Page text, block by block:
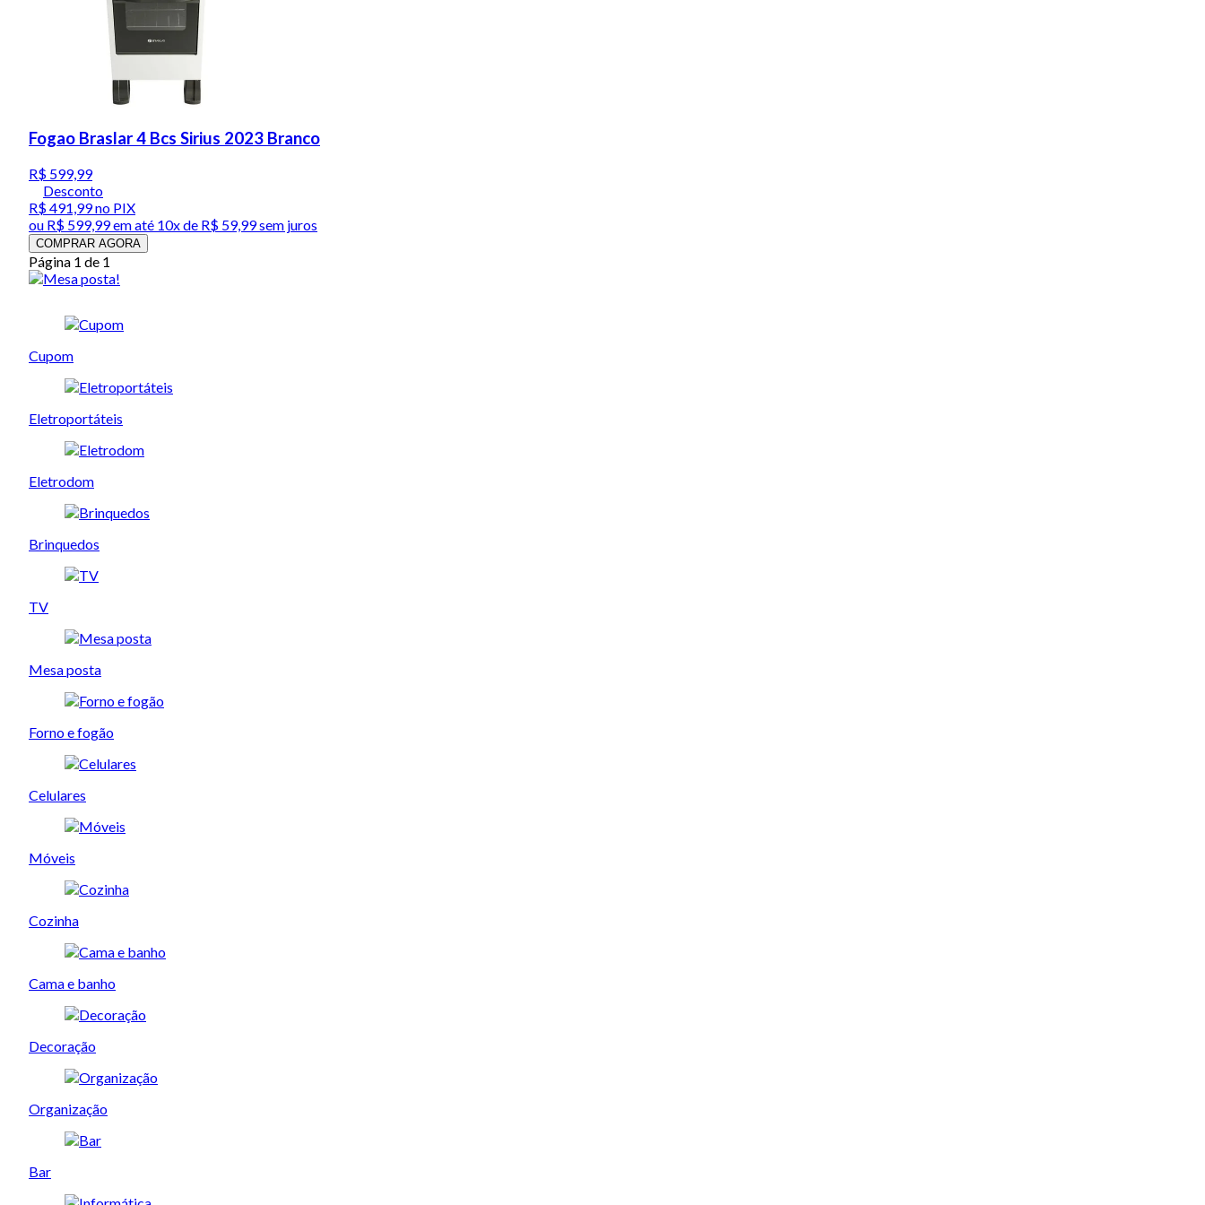
Fogao Braslar 4 Bcs Sirius 2023 Branco
R$ 599,99
Desconto
R$ 491,99no PIX
ou R$ 599,99em até 10x de R$ 59,99 sem juros
COMPRAR AGORA
Página 1 de 1
Cupom
Eletroportáteis
Eletrodom
Brinquedos
TV
Mesa posta
Forno e fogão
Celulares
Móveis
Cozinha
Cama e banho
Decoração
Organização
Bar